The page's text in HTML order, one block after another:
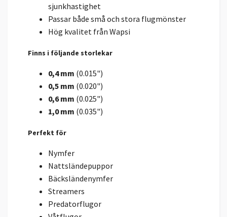
sjunkhastighet
Passar både små och stora flugmönster
Hög kvalitet från Wapsi
Finns i följande storlekar
0,4 mm (0.015")
0,5 mm (0.020")
0,6 mm (0.025")
1,0 mm (0.035")
Perfekt för
Nymfer
Nattsländepuppor
Bäcksländenymfer
Streamers
Predatorflugor